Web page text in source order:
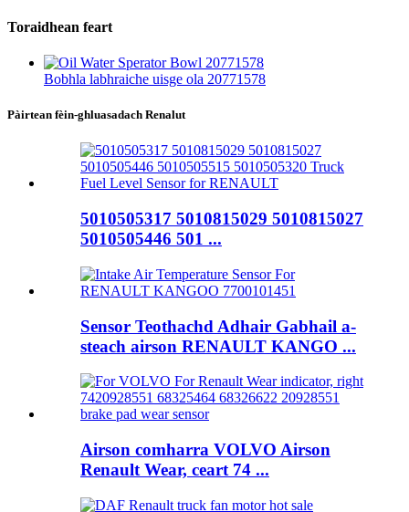
Toraidhean feart
Bobhla labhraiche uisge ola 20771578
Pàirtean fèin-ghluasadach Renalut
5010505317 5010815029 5010815027
5010505446 501 ...
Sensor Teothachd Adhair Gabhail a-
steach airson RENAULT KANGO ...
Airson comharra VOLVO Airson
Renault Wear, ceart 74 ...